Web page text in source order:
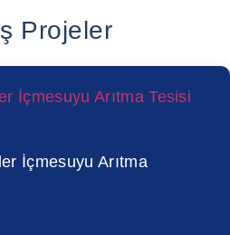
Projeler
İçmesuyu Arıtma